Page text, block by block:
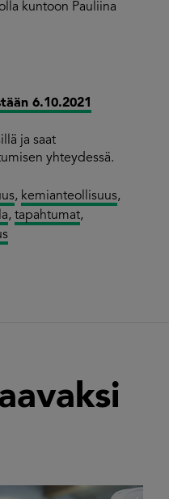
kuntoon Pauliina
6.10.2021
ja saat
yhteydessä.
, kemianteollisuus,
, tapahtumat,